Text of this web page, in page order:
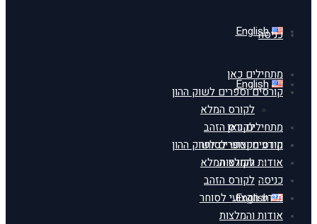
English
מתחילים כאן
קורסים וספרים לשוק ההון
לקורס המלא
לקורס הזהב
מידע מקצועי לסוחר
אודות והמלצות
כניסה
English
כניסה
English
מתחילים כאן
קורסים וספרים לשוק ההון
לקורס המלא
לקורס הזהב
מידע מקצועי לסוחר
אודות והמלצות